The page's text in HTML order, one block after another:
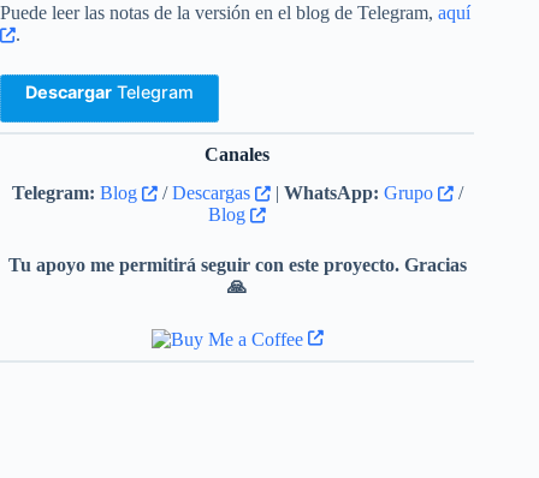
Puede leer las notas de la versión en el blog de Telegram, aquí
.
Descargar Telegram
Canales
Telegram: Blog /Descargas | WhatsApp: Grupo
/
Blog
Tu apoyo me permitirá seguir con este proyecto. Gracias
🙏